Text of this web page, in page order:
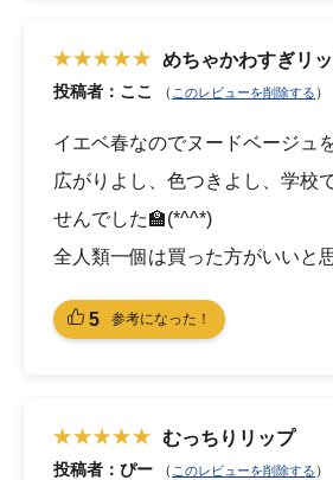
めちゃかわすぎリ
投稿者：ここ （ このレビューを削除する ）
イエベ春なのでヌードベージュ
広がりよし、色つきよし、学校
せんでした🏫(*^^*)
全人類一個は買った方がいいと
5 参考になった！
むっちりリップ
投稿者：ぴー （ このレビューを削除する ）